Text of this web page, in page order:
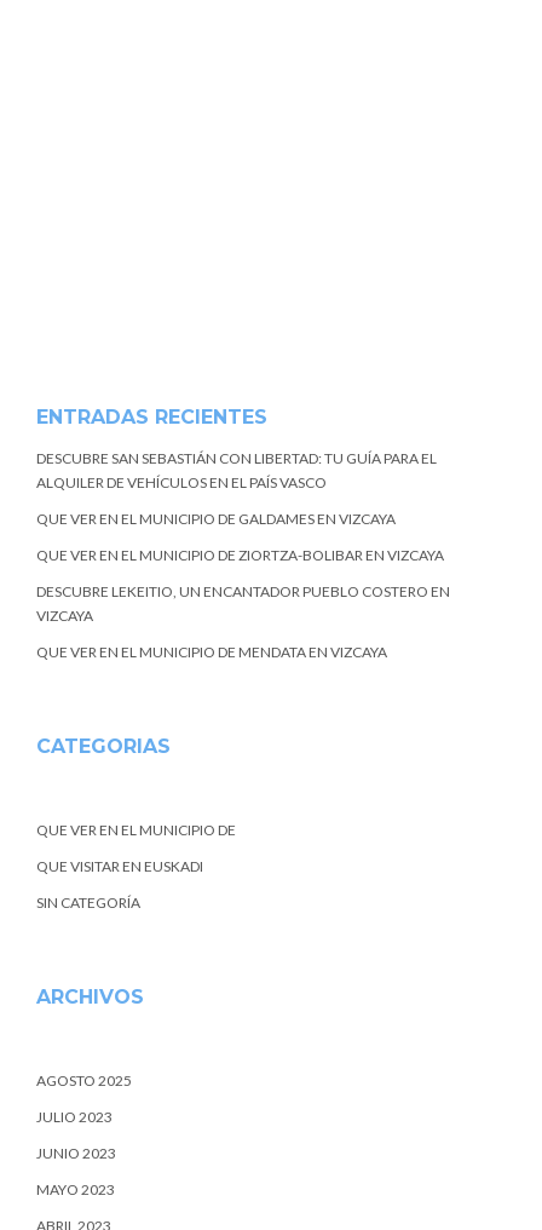
ENTRADAS RECIENTES
DESCUBRE SAN SEBASTIÁN CON LIBERTAD: TU GUÍA PARA EL
ALQUILER DE VEHÍCULOS EN EL PAÍS VASCO
QUE VER EN EL MUNICIPIO DE GALDAMES EN VIZCAYA
QUE VER EN EL MUNICIPIO DE ZIORTZA-BOLIBAR EN VIZCAYA
DESCUBRE LEKEITIO, UN ENCANTADOR PUEBLO COSTERO EN
VIZCAYA
QUE VER EN EL MUNICIPIO DE MENDATA EN VIZCAYA
CATEGORIAS
QUE VER EN EL MUNICIPIO DE
QUE VISITAR EN EUSKADI
SIN CATEGORÍA
ARCHIVOS
AGOSTO 2025
JULIO 2023
JUNIO 2023
MAYO 2023
ABRIL 2023